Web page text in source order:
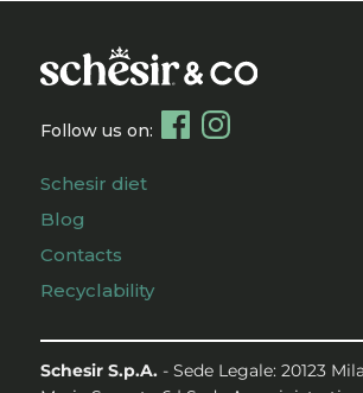
Follow us on:
Schesir diet
Blog
Contacts
Recyclability
Schesir S.p.A.- Sede Legale: 20123